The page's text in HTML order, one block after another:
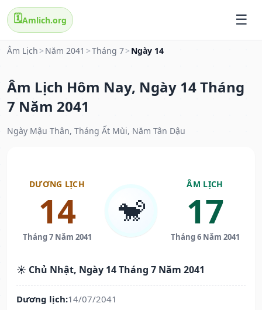
🗓️Amlich.org
Âm Lịch > Năm 2041 >Tháng 7> Ngày 14
Âm Lịch Hôm Nay, Ngày 14 Tháng
7 Năm 2041
Ngày Mậu Thân, Tháng Ất Mùi, Năm Tân Dậu
DƯƠNG LỊCH
14
Tháng 7 Năm 2041
🐒
ÂM LỊCH
17
Tháng 6 Năm 2041
☀️ Chủ Nhật, Ngày 14 Tháng 7 Năm 2041
Dương lịch:14/07/2041